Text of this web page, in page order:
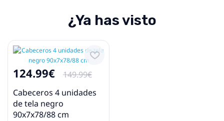
¿Ya has visto
124.99€
149.99€
Cabeceros 4 unidades
de tela negro
90x7x78/88 cm